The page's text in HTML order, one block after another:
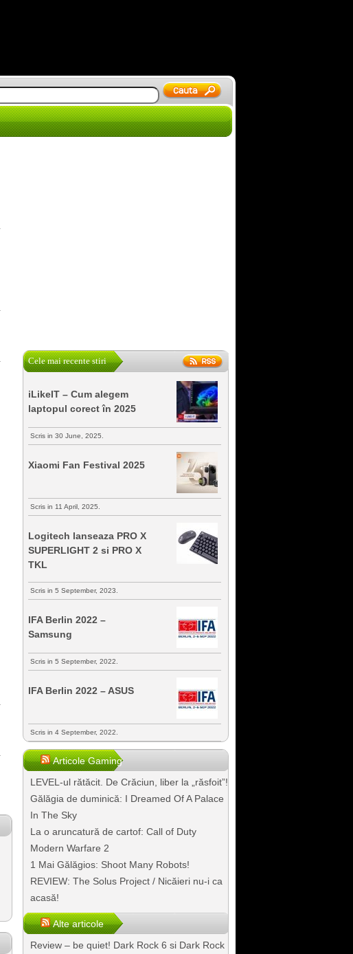
Cele mai recente stiri
iLikeIT – Cum alegem
laptopul corect în 2025
Scris in 30 June, 2025.
Xiaomi Fan Festival 2025
Scris in 11 April, 2025.
Logitech lanseaza PRO X
SUPERLIGHT 2 si PRO X
TKL
Scris in 5 September, 2023.
IFA Berlin 2022 –
Samsung
Scris in 5 September, 2022.
IFA Berlin 2022 – ASUS
Scris in 4 September, 2022.
Articole Gaming
LEVEL-ul rătăcit. De Crăciun, liber la „răsfoit”!
Gălăgia de duminică: I Dreamed Of A Palace
In The Sky
La o aruncatură de cartof: Call of Duty
Modern Warfare 2
1 Mai Gălăgios: Shoot Many Robots!
REVIEW: The Solus Project / Nicăieri nu-i ca
acasă!
Alte articole
Review – be quiet! Dark Rock 6 si Dark Rock